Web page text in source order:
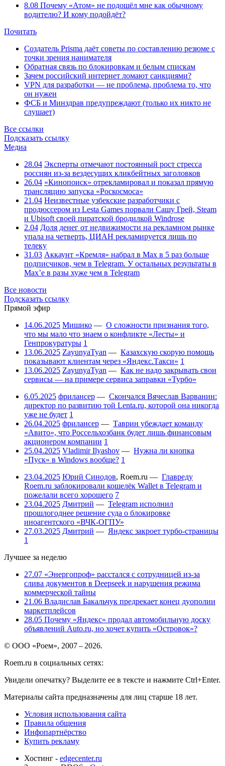
8.08 Почему «Атом» не подошёл мне как обычному
водителю? И кому подойдёт?
Почитать
Создатель Prisma даёт советы по составлению резюме с
точки зрения нанимателя
Обратная связь по блокировкам и белым спискам
Зачем российский интернет ломают санкциями?
VPN для разработки — не проблема, проблема то, что
он нужен
ФСБ и Минздрав предупреждают (только их никто не
слушает)
Все ссылки
Подсказать ссылку
Медиа
28.04 Эксперты отмечают постоянный рост стресса
россиян из-за вездесущих кликбейтных заголовков
26.04 «Кинопоиск» отрекламировал и показал прямую
трансляцию запуска «Роскосмоса»
21.04 Неизвестные узбекские разработчики с
продюссером из Lesta Games порвали Сашу Грей, Steam
и Ubisoft своей пиратской бродилкой Windrose
2.04 Доля денег от недвижимости на рекламном рынке
упала на четверть, ЦИАН рекламируется лишь по
телеку
31.03 Аккаунт «Кремля» набрал в Max в 5 раз больше
подписчиков, чем в Telegram. У остальных результаты в
Max’е в разы хуже чем в Telegram
Все новости
Подсказать ссылку
Прямой эфир
14.06.2025 Мишико — О сложности признания того,
что мы мало что знаем о конфликте «Лесты» и
Генпрокуратуры 1
13.06.2025 ZayunyaTyan — Казахскую скорую помощь
показывают клиентам через «Яндекс.Такси» 1
13.06.2025 ZayunyaTyan — Как не надо закрывать свои
сервисы — на примере сервиса заправки «Турбо»
6.05.2025 фрилансер — Скончался Вячеслав Варванин:
директор по развитию той Lenta.ru, которой она никогда
уже не будет 1
26.04.2025 фрилансер — Таврин убеждает команду
«Авито», что Россельхозбанк будет лишь финансовым
акционером компании 1
25.04.2025 Vladimir Ilyashov — Нужна ли кнопка
«Пуск» в Windows вообще? 1
23.04.2025 Юрий Синодов, Roem.ru — Главреду
Roem.ru заблокировали кошелёк Wallet в Telegram и
пожелали всего хорошего 7
23.04.2025 Дмитрий — Telegram исполнил
прошлогоднее решение суда о блокировке
иноагентского «ВЧК-ОГПУ»
27.03.2025 Дмитрий — Яндекс закроет турбо-страницы
1
Лучшее за неделю
27.07 «Энергопроф» расстался с сотрудницей из-за
слива документов в Deepseek и нарушения режима
коммерческой тайны
21.06 Владислав Бакальчук предрекает конец дуополии
маркетплейсов
28.05 Почему «Яндекс» продал автомобильную доску
объявлений Auto.ru, но хочет купить «Островок»?
© ООО «Роем», 2007 – 2026.
Roem.ru в социальных сетях:
Увидели опечатку? Выделите ее в тексте и нажмите Ctrl+Enter.
Материалы сайта предназначены для лиц старше 18 лет.
Условия использования сайта
Правила общения
Инфопартнёрство
Купить рекламу
Хостинг - edgecenter.ru